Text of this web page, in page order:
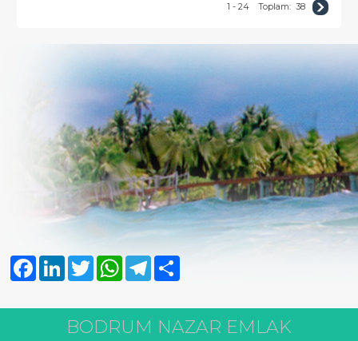
1 - 24 Toplam: 38
FacebookLinkedInTwitter WhatsAppTelegram
BODRUM NAZAR EMLAK